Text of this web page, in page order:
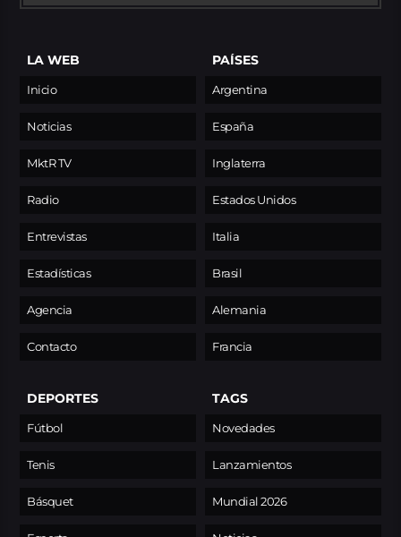
LA WEB
Inicio
Noticias
MktR TV
Radio
Entrevistas
Estadísticas
Agencia
Contacto
PAÍSES
Argentina
España
Inglaterra
Estados Unidos
Italia
Brasil
Alemania
Francia
DEPORTES
Fútbol
Tenis
Básquet
TAGS
Novedades
Lanzamientos
Mundial 2026